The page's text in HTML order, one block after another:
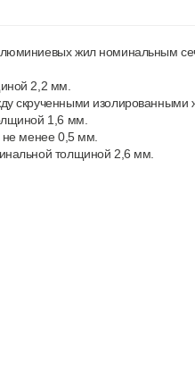
жил номинальным
2,2 мм.
скрученными
1,6 мм.
не менее 0,5 мм.
толщиной 2,6 мм.